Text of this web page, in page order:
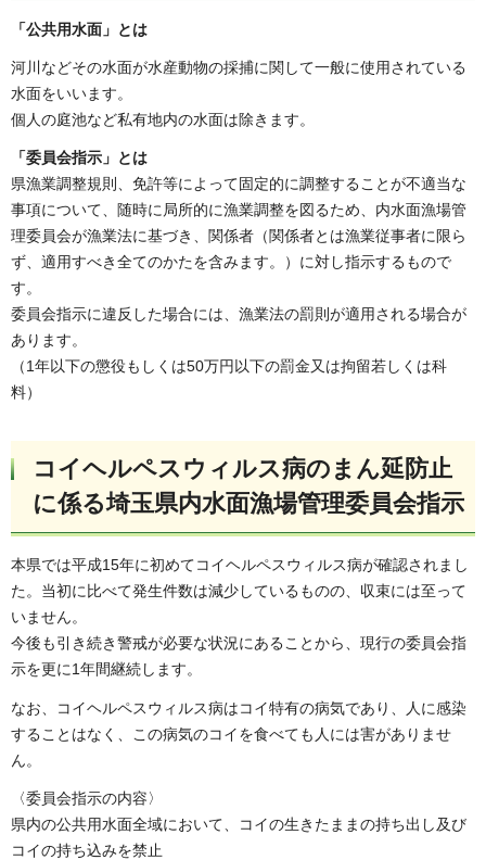
「公共用水面」とは
河川などその水面が水産動物の採捕に関して一般に使用されている
水面をいいます。
個人の庭池など私有地内の水面は除きます。
「委員会指示」とは
県漁業調整規則、免許等によって固定的に調整することが不適当な
事項について、随時に局所的に漁業調整を図るため、内水面漁場管
理委員会が漁業法に基づき、関係者（関係者とは漁業従事者に限ら
ず、適用すべき全てのかたを含みます。）に対し指示するもので
す。
委員会指示に違反した場合には、漁業法の罰則が適用される場合が
あります。
（1年以下の懲役もしくは50万円以下の罰金又は拘留若しくは科
料）
コイヘルペスウィルス病のまん延防止
に係る埼玉県内水面漁場管理委員会指示
本県では平成15年に初めてコイヘルペスウィルス病が確認されまし
た。当初に比べて発生件数は減少しているものの、収束には至って
いません。
今後も引き続き警戒が必要な状況にあることから、現行の委員会指
示を更に1年間継続します。
なお、コイヘルペスウィルス病はコイ特有の病気であり、人に感染
することはなく、この病気のコイを食べても人には害がありませ
ん。
〈委員会指示の内容〉
県内の公共用水面全域において、コイの生きたままの持ち出し及び
コイの持ち込みを禁止